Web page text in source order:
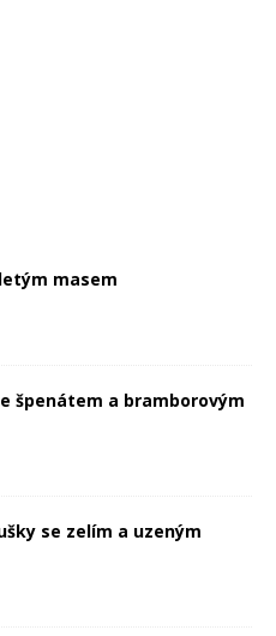
masem
špenátem a bramborovým
se zelím a uzeným